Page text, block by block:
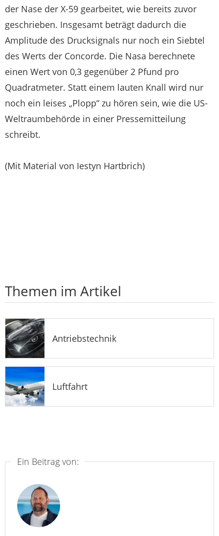
der Nase der X-59 gearbeitet, wie bereits zuvor
geschrieben. Insgesamt beträgt dadurch die
Amplitude des Drucksignals nur noch ein Siebtel
des Werts der Concorde. Die Nasa berechnete
einen Wert von 0,3 gegenüber 2 Pfund pro
Quadratmeter. Statt einem lauten Knall wird nur
noch ein leises „Plopp“ zu hören sein, wie die US-
Weltraumbehörde in einer Pressemitteilung
schreibt.
(Mit Material von Iestyn Hartbrich)
Themen im Artikel
Antriebstechnik
Luftfahrt
Ein Beitrag von: